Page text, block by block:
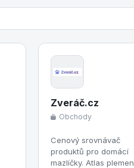
Zveráč.cz
Obchody
Cenový srovnávač
produktů pro domácí
mazlíčky. Atlas plemen